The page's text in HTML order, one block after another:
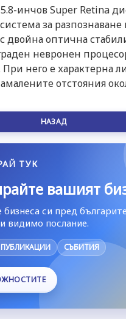
инчов Super Retina
за разпознаване
двойна оптична
невронен
него е характерна
отстояния
НАЗАД
ТУК
вашият
си пред
видимо послание.
ПУБЛИКАЦИИ СЪБИТИЯ